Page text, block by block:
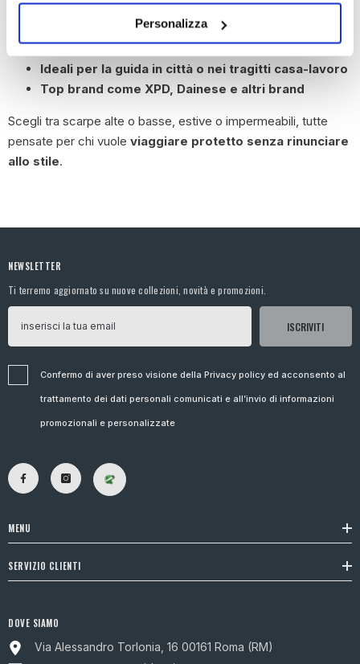
Personalizza
all’usura
Stile casual, sportivo o touring: perfette anche
per l’uso quotidiano
Ideali per la guida in città o nei tragitti casa-lavoro
Top brand come XPD, Dainese e altri brand
Scegli tra scarpe alte o basse, estive o impermeabili, tutte
pensate per chi vuole viaggiare protetto senza rinunciare
allo stile.
NEWSLETTER
Ti terremo aggiornato su nuove collezioni, novità e promozioni.
ISCRIVITI
Confermo di aver preso visione della Privacy policy ed acconsento al
trattamento dei dati personali comunicati e all’invio di informazioni
promozionali e personalizzate
MENU
SERVIZIO CLIENTI
DOVE SIAMO
Via Alessandro Torlonia, 16 00161 Roma (RM)